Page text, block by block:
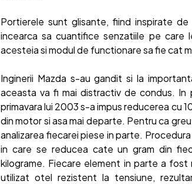
Portierele sunt glisante, fiind inspirate
incearca sa cuantifice senzatiile pe care
acesteia si modul de functionare sa fie cat
Inginerii Mazda s-au gandit si la
aceasta va fi mai distractiv de condus. In
primavara lui 2003 s-a impus reducerea cu
din motor si asa mai departe. Pentru ca
analizarea fiecarei piese in parte.
in care se reducea cate un gram din
kilograme. Fiecare element in parte a
utilizat otel rezistent la tensiune,